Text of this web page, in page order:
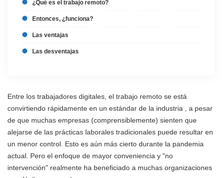
¿Qué es el trabajo remoto?
Entonces, ¿funciona?
Las ventajas
Las desventajas
Entre los trabajadores digitales, el trabajo remoto se está
convirtiendo rápidamente en un estándar de la industria , a pesar
de que muchas empresas (comprensiblemente) sienten que
alejarse de las prácticas laborales tradicionales puede resultar en
un menor control. Esto es aún más cierto durante la pandemia
actual. Pero el enfoque de mayor conveniencia y "no
intervención" realmente ha beneficiado a muchas organizaciones